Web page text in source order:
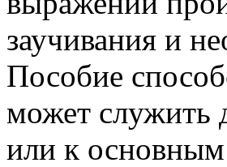
заучивания и
Пособие
может служить
или к